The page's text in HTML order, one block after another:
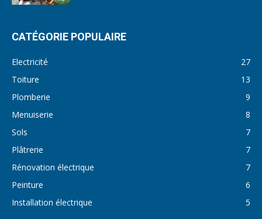
CATÉGORIE POPULAIRE
Electricité
27
Toiture
13
Plomberie
9
Menuiserie
8
Sols
7
Plâtrerie
7
Rénovation électrique
7
Peinture
6
Installation électrique
5